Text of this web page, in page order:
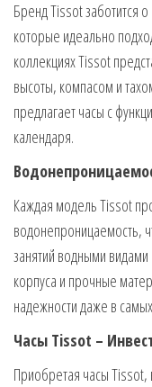
Бренд Tissot заботится
которые идеально
коллекциях Tissot
высоты, компасом и
предлагает часы с
календаря.
Каждая модель Tissot
водонепроницаемость,
занятий водными
корпуса и прочные
надежности даже в
Часы Tissot –
Приобретая часы Tissot,